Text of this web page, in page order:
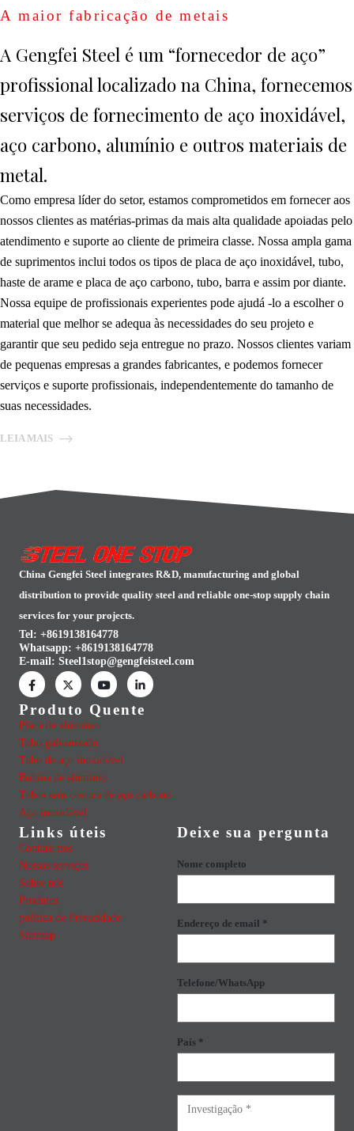
A maior fabricação de metais
A Gengfei Steel é um “fornecedor de aço”
profissional localizado na China, fornecemos
serviços de fornecimento de aço inoxidável,
aço carbono, alumínio e outros materiais de
metal.
Como empresa líder do setor, estamos comprometidos em fornecer aos
nossos clientes as matérias-primas da mais alta qualidade apoiadas pelo
atendimento e suporte ao cliente de primeira classe. Nossa ampla gama
de suprimentos inclui todos os tipos de placa de aço inoxidável, tubo,
haste de arame e placa de aço carbono, tubo, barra e assim por diante.
Nossa equipe de profissionais experientes pode ajudá -lo a escolher o
material que melhor se adequa às necessidades do seu projeto e
garantir que seu pedido seja entregue no prazo. Nossos clientes variam
de pequenas empresas a grandes fabricantes, e podemos fornecer
serviços e suporte profissionais, independentemente do tamanho de
suas necessidades.
LEIA MAIS
China Gengfei Steel integrates R&D, manufacturing and global
distribution to provide quality steel and reliable one-stop supply chain
services for your projects.
Tel: +8619138164778
Whatsapp: +8619138164778
E-mail: Steel1stop@gengfeisteel.com
Produto Quente
Placa de alumínio
Tubo galvanizado
Tubo de aço inoxidável
Bobina de alumínio
Tubos sem costura de aço carbono
Aço inoxidável
Links úteis
Contate-nos
Nossos serviços
Sobre nós
Produtos
política de Privacidade
Sitemap
Deixe sua pergunta
Nome completo
Endereço de email *
Telefone/WhatsApp
País *